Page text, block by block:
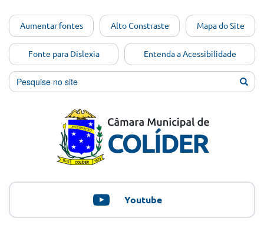
conteúdo
[Alt+1]
Ir para
o menu
[Alt+2]
[Alt+4]
Aumentar fontes Alto Constraste Mapa do Site
Fonte para Dislexia Entenda a Acessibilidade
Youtube